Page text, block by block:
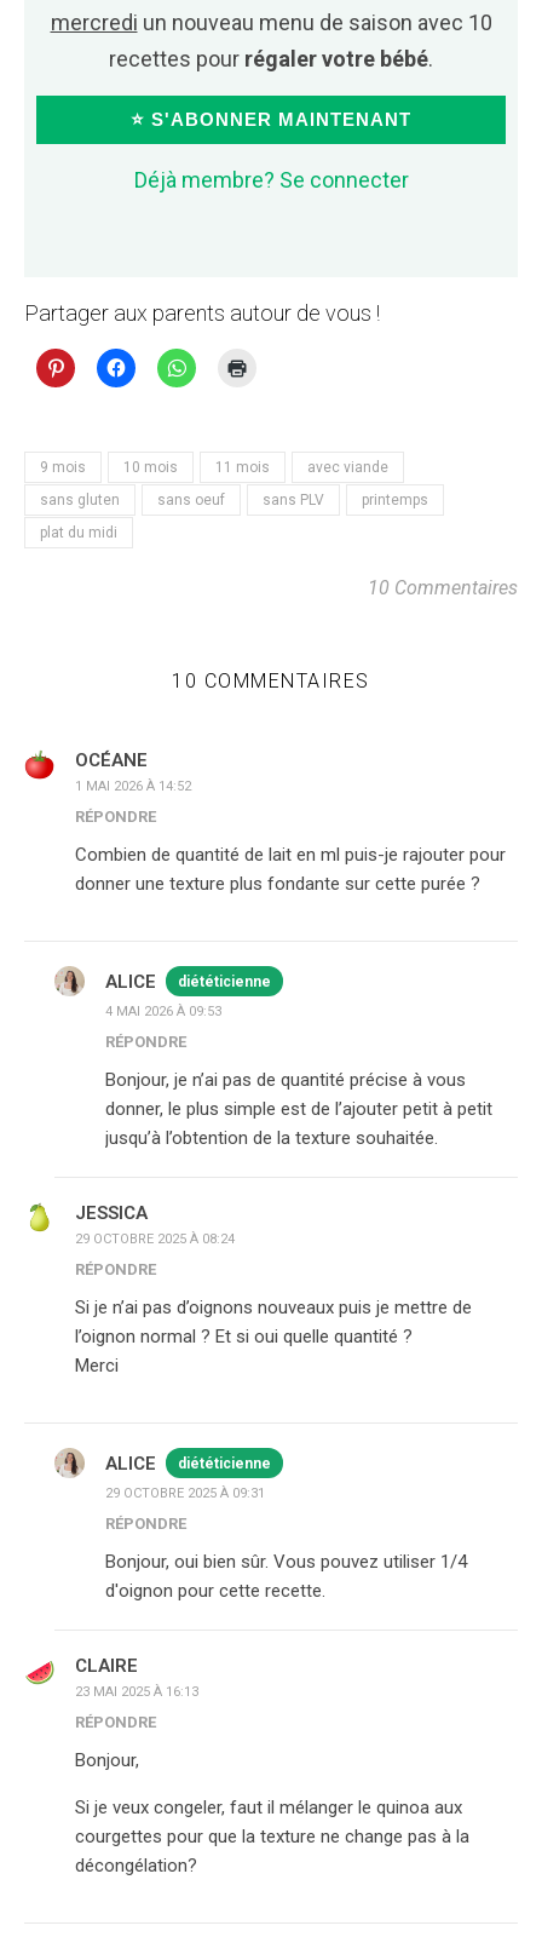
mercredi un nouveau menu de saison avec 10
recettes pour régaler votre bébé.
⭐ S'ABONNER MAINTENANT
Déjà membre? Se connecter
Partager aux parents autour de vous !
9 mois 10 mois 11 mois
avec viande
sans gluten
sans oeuf sans PLV
printemps
plat du midi
10 Commentaires
10 COMMENTAIRES
OCÉANE
1 MAI 2026 À 14:52
RÉPONDRE
Combien de quantité de lait en ml puis-je rajouter pour
donner une texture plus fondante sur cette purée ?
ALICE diététicienne
4 MAI 2026 À 09:53
RÉPONDRE
Bonjour, je n’ai pas de quantité précise à vous
donner, le plus simple est de l’ajouter petit à petit
jusqu’à l’obtention de la texture souhaitée.
JESSICA
29 OCTOBRE 2025 À 08:24
RÉPONDRE
Si je n’ai pas d’oignons nouveaux puis je mettre de
l’oignon normal ? Et si oui quelle quantité ?
Merci
ALICE diététicienne
29 OCTOBRE 2025 À 09:31
RÉPONDRE
Bonjour, oui bien sûr. Vous pouvez utiliser 1/4
d'oignon pour cette recette.
CLAIRE
23 MAI 2025 À 16:13
RÉPONDRE
Bonjour,
Si je veux congeler, faut il mélanger le quinoa aux
courgettes pour que la texture ne change pas à la
décongélation?